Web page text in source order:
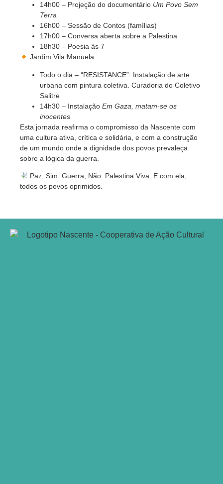
14h00 – Projeção do documentário Um Povo Sem
Terra
16h00 – Sessão de Contos (famílias)
17h00 – Conversa aberta sobre a Palestina
18h30 – Poesia às 7
Jardim Vila Manuela:
Todo o dia – “RESISTANCE”: Instalação de arte
urbana com pintura coletiva. Curadoria do Coletivo
Salitre
14h30 – Instalação Em Gaza, matam-se os
inocentes
Esta jornada reafirma o compromisso da Nascente com
uma cultura ativa, crítica e solidária, e com a construção
de um mundo onde a dignidade dos povos prevaleça
sobre a lógica da guerra.
Paz, Sim. Guerra, Não. Palestina Viva. E com ela,
todos os povos oprimidos.